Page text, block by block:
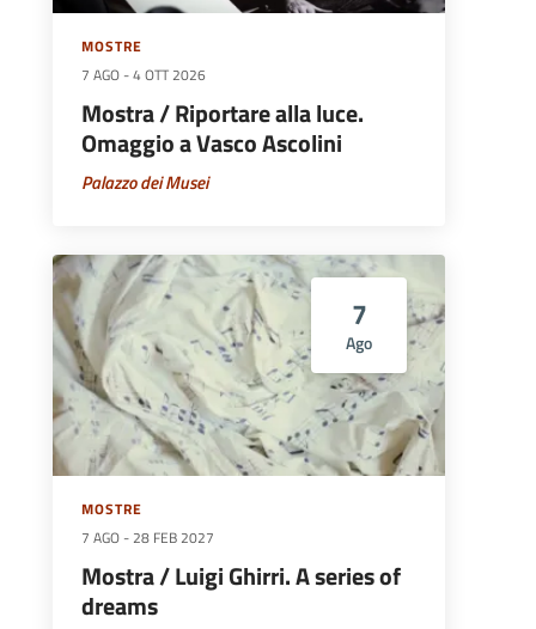
MOSTRE
7 AGO -4 OTT 2026
Mostra / Riportare alla luce.
Omaggio a Vasco Ascolini
Palazzo dei Musei
7
Ago
MOSTRE
7 AGO -28 FEB 2027
Mostra / Luigi Ghirri. A series of
dreams